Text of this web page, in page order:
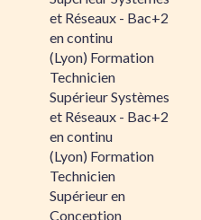
et Réseaux - Bac+2
en continu
(Lyon) Formation
Technicien
Supérieur Systèmes
et Réseaux - Bac+2
en continu
(Lyon) Formation
Technicien
Supérieur en
Conception